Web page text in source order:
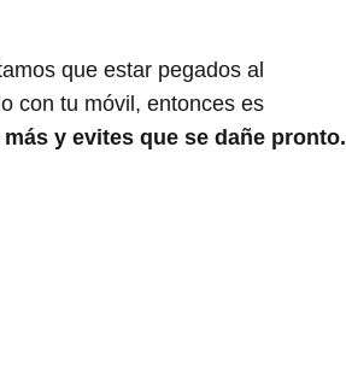
que estar pegados al
con tu móvil, entonces es
y evites que se dañe pronto.